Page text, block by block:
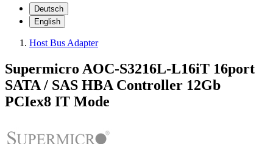
Deutsch
English
Host Bus Adapter
Supermicro AOC-S3216L-L16iT 16port
SATA / SAS HBA Controller 12Gb
PCIex8 IT Mode